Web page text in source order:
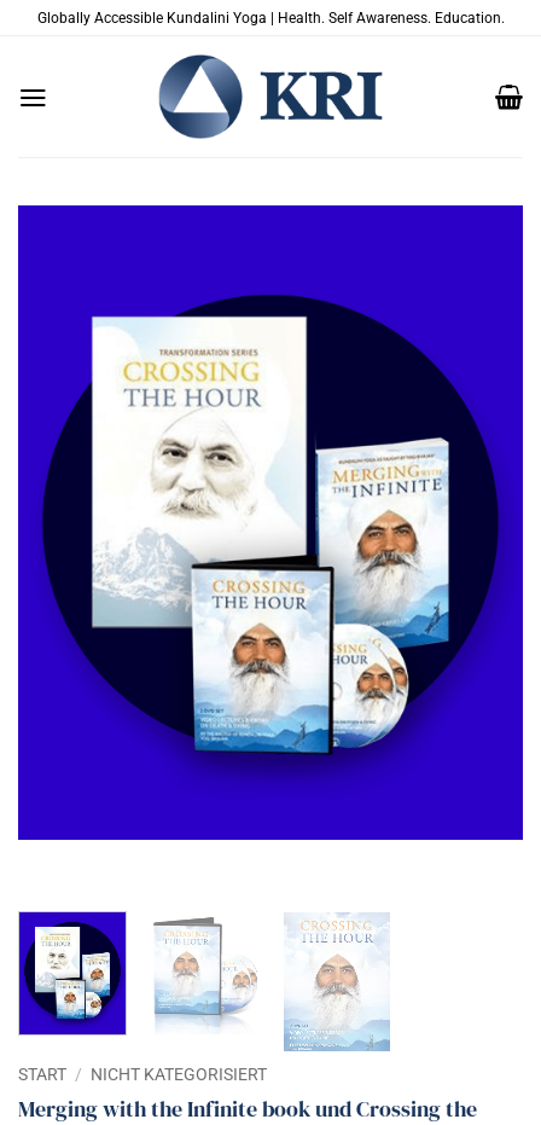
ZumGlobally Accessible Kundalini Yoga | Health. Self Awareness. Education.
START / NICHT KATEGORISIERT
Merging with the Infinite book und Crossing the